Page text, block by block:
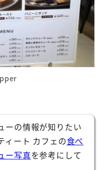
ーの情報が知りたい
ィート カフェの食べ
ー写真を参考にして